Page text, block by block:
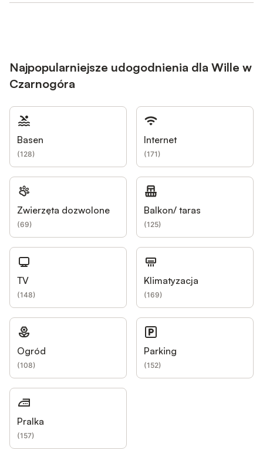
Najpopularniejsze udogodnienia dla Wille w
Czarnogóra
Basen
(128)
Internet
(171)
Zwierzęta dozwolone
(69)
Balkon/ taras
(125)
TV
(148)
Klimatyzacja
(169)
Ogród
(108)
Parking
(152)
Pralka
(157)